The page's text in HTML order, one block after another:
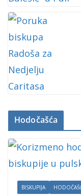
Hodočašća
BISKUPIJA